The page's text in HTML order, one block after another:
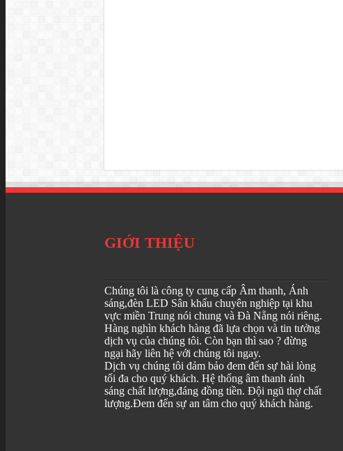
GIỚI THIỆU
Chúng tôi là công ty cung cấp Âm thanh, Ánh
sáng,đèn LED Sân khấu chuyên nghiệp tại khu
vực miền Trung nói chung và Đà Nẵng nói riêng.
Hàng nghìn khách hàng đã lựa chọn và tin tưởng
dịch vụ của chúng tôi. Còn bạn thì sao ? đừng
ngại hãy liên hệ với chúng tôi ngay.
Dịch vụ chúng tôi đảm bảo đem đến sự hài lòng
tối đa cho quý khách. Hệ thống âm thanh ánh
sáng chất lượng,đáng đồng tiền. Đội ngũ thợ chất
lượng.Đem đến sự an tâm cho quý khách hàng.